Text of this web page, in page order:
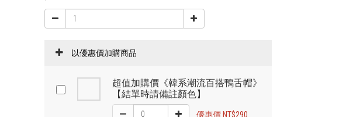
以優惠價加購商品
超值加購價《韓系潮流百搭鴨舌帽》
【結單時請備註顏色】
優惠價 NT$290